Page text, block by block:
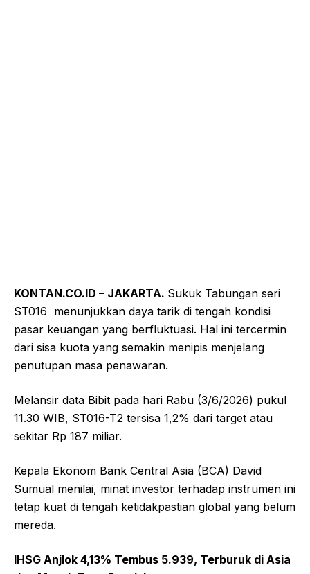
KONTAN.CO.ID – JAKARTA. Sukuk Tabungan seri
ST016 menunjukkan daya tarik di tengah kondisi
pasar keuangan yang berfluktuasi. Hal ini tercermin
dari sisa kuota yang semakin menipis menjelang
penutupan masa penawaran.
Melansir data Bibit pada hari Rabu (3/6/2026) pukul
11.30 WIB, ST016-T2 tersisa 1,2% dari target atau
sekitar Rp 187 miliar.
Kepala Ekonom Bank Central Asia (BCA) David
Sumual menilai, minat investor terhadap instrumen ini
tetap kuat di tengah ketidakpastian global yang belum
mereda.
IHSG Anjlok 4,13% Tembus 5.939, Terburuk di Asia